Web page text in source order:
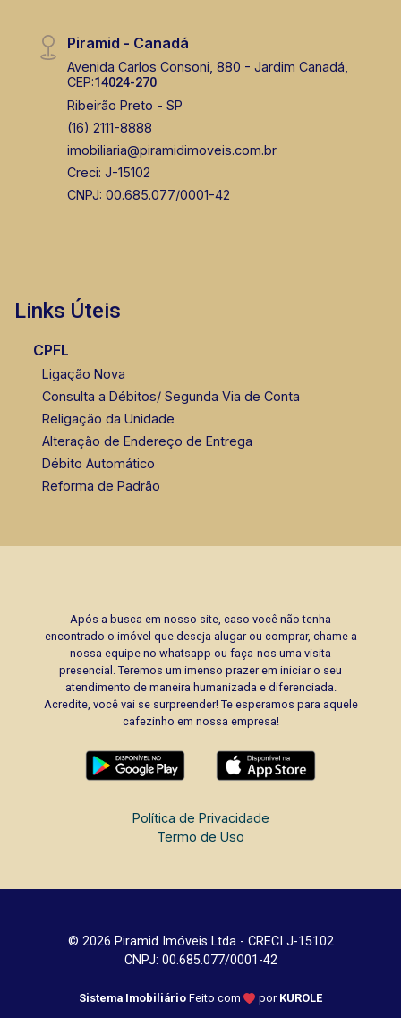
Piramid - Canadá
Avenida Carlos Consoni, 880 - Jardim Canadá,
CEP:14024-270
Ribeirão Preto - SP
(16) 2111-8888
imobiliaria@piramidimoveis.com.br
Creci: J-15102
CNPJ: 00.685.077/0001-42
Links Úteis
CPFL
Ligação Nova
Consulta a Débitos/ Segunda Via de Conta
Religação da Unidade
Alteração de Endereço de Entrega
Débito Automático
Reforma de Padrão
Após a busca em nosso site, caso você não tenha
encontrado o imóvel que deseja alugar ou comprar, chame a
nossa equipe no whatsapp ou faça-nos uma visita
presencial. Teremos um imenso prazer em iniciar o seu
atendimento de maneira humanizada e diferenciada.
Acredite, você vai se surpreender! Te esperamos para aquele
cafezinho em nossa empresa!
Política de Privacidade
Termo de Uso
© 2026 Piramid Imóveis Ltda - CRECI J-15102
CNPJ: 00.685.077/0001-42
Sistema Imobiliário Feito com por KUROLE